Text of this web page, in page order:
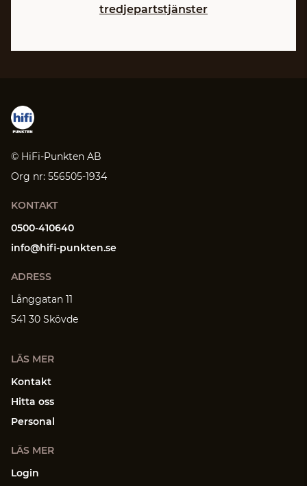
tredjepartstjänster
© HiFi-Punkten AB
Org nr: 556505-1934
KONTAKT
0500-410640
info@hifi-punkten.se
ADRESS
Långgatan 11
541 30 Skövde
LÄS MER
Kontakt
Hitta oss
Personal
LÄS MER
Login